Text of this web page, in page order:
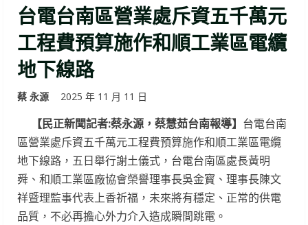
台電台南區營業處斥資五千萬元
工程費預算施作和順工業區電纜
地下線路
蔡 永源 2025 年 11 月 11 日
【民正新聞記者:蔡永源，蔡慧茹台南報導】 台電台南
區營業處斥資五千萬元工程費預算施作和順工業區電纜
地下線路，五日舉行謝土儀式，台電台南區處長黃明
舜、和順工業區廠協會榮譽理事長吳金寳、理事長陳文
祥暨理監事代表上香祈福，未來將有穩定、正常的供電
品質，不必再擔心外力介入造成瞬間跳電。